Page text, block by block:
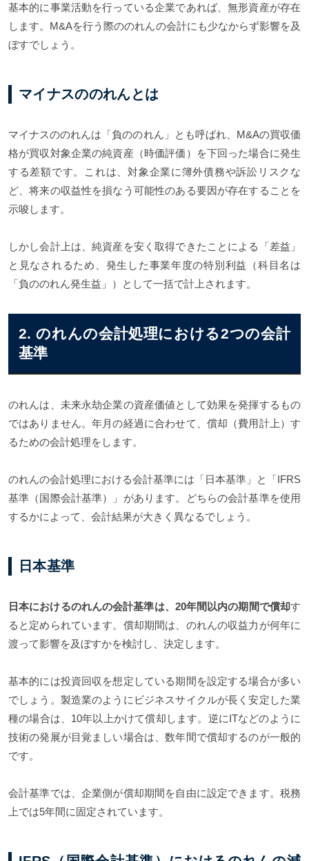
基本的に事業活動を行っている企業であれば、無形資産が存在
します。M&Aを行う際ののれんの会計にも少なからず影響を及
ぼすでしょう。
マイナスののれんとは
マイナスののれんは「負ののれん」とも呼ばれ、M&Aの買収価
格が買収対象企業の純資産（時価評価）を下回った場合に発生
する差額です。これは、対象企業に簿外債務や訴訟リスクな
ど、将来の収益性を損なう可能性のある要因が存在することを
示唆します。
しかし会計上は、純資産を安く取得できたことによる「差益」
と見なされるため、発生した事業年度の特別利益（科目名は
「負ののれん発生益」）として一括で計上されます。
2. のれんの会計処理における2つの会計
基準
のれんは、未来永劫企業の資産価値として効果を発揮するもの
ではありません。年月の経過に合わせて、償却（費用計上）す
るための会計処理をします。
のれんの会計処理における会計基準には「日本基準」と「IFRS
基準（国際会計基準）」があります。どちらの会計基準を使用
するかによって、会計結果が大きく異なるでしょう。
日本基準
日本におけるのれんの会計基準は、20年間以内の期間で償却す
ると定められています。償却期間は、のれんの収益力が何年に
渡って影響を及ぼすかを検討し、決定します。
基本的には投資回収を想定している期間を設定する場合が多い
でしょう。製造業のようにビジネスサイクルが長く安定した業
種の場合は、10年以上かけて償却します。逆にITなどのように
技術の発展が目覚ましい場合は、数年間で償却するのが一般的
です。
会計基準では、企業側が償却期間を自由に設定できます。税務
上では5年間に固定されています。